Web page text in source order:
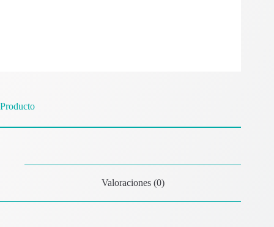
Producto
Valoraciones (0)